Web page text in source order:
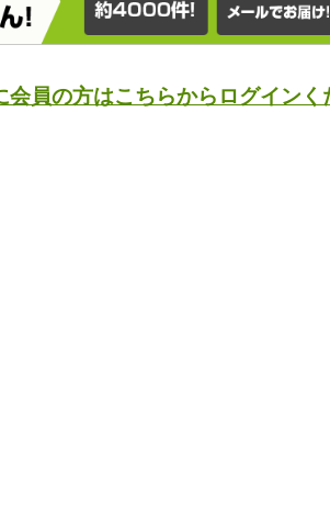
会員の方はこちらからログインく